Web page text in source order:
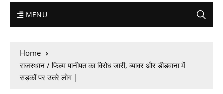
MENU
Home
राजस्थान / फिल्म पानीपत का विरोध जारी, ब्यावर और डीडवाना में
सड़कों पर उतरे लोग |